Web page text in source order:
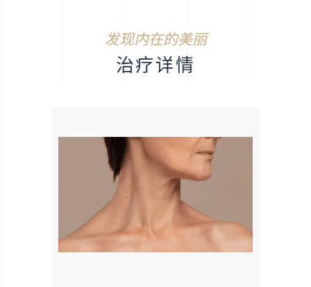
发现内在的美丽
治疗详情